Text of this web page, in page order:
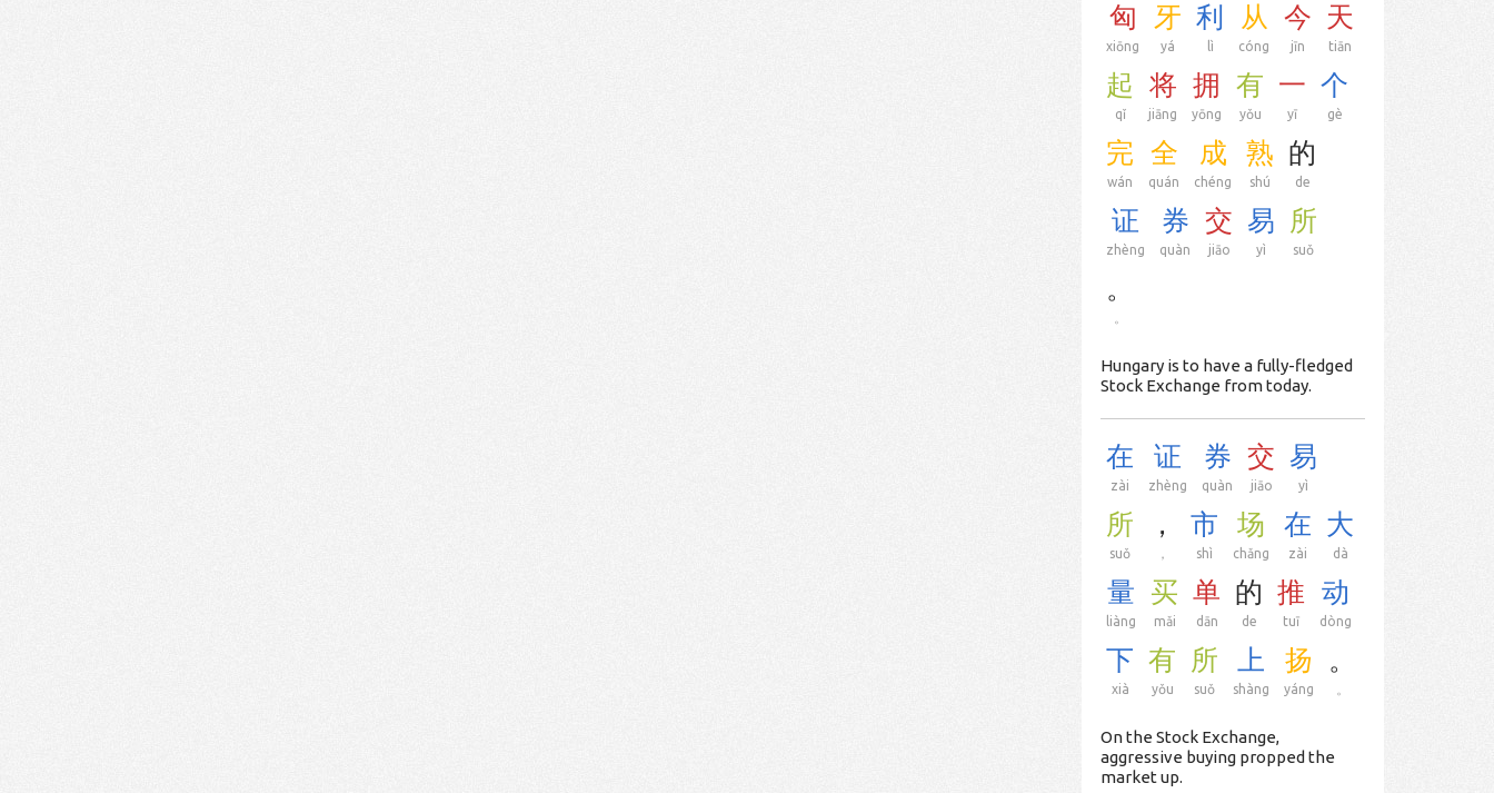
匈
xiōng
牙
yá
利
lì
从
cóng
今
jīn
天
tiān
起
qǐ
将
jiāng
拥
yōng
有
yǒu
一
yī
个
gè
完
wán
全
quán
成
chéng
熟
shú
的
de
证
zhèng
券
quàn
交
jiāo
易
yì
所
suǒ
。
Hungary is to have a fully-fledged
Stock Exchange from today.
在
zài
证
zhèng
券
quàn
交
jiāo
易
yì
所
suǒ
，
，
市
shì
场
chǎng
在
zài
大
dà
量
liàng
买
mǎi
单
dān
的
de
推
tuī
动
dòng
下
xià
有
yǒu
所
suǒ
上
shàng
扬
yáng
。
On the Stock Exchange,
aggressive buying propped the
market up.